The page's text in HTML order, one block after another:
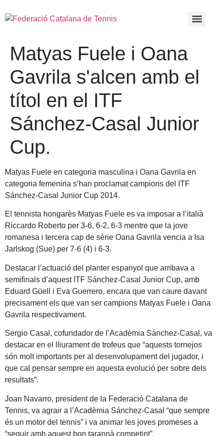
Matyas Fuele i Oana
Gavrila s'alcen amb el
títol en el ITF
Sánchez-Casal Junior
Cup.
Matyas Fuele en categoria masculina i Oana Gavrila en
categoria femenina s’han proclamat campions del ITF
Sánchez-Casal Junior Cup 2014.
El tennista hongarès Matyas Fuele es va imposar a l’italià
Riccardo Roberto per 3-6, 6-2, 6-3 mentre que la jove
romanesa i tercera cap de sèrie Oana Gavrila vencia a Isa
Jarlskog (Sue) per 7-6 (4) i 6-3.
Destacar l’actuació del planter espanyol que arribava a
semifinals d’aquest ITF Sánchez-Casal Junior Cup, amb
Eduard Güell i Eva Guerrero, encara que van caure davant
precisament els que van ser campions Matyas Fuele i Oana
Gavrila respectivament.
Sergio Casal, cofundador de l’Acadèmia Sánchez-Casal, va
destacar en el lliurament de trofeus que “aquests tornejos
són molt importants per al desenvolupament del jugador, i
que cal pensar sempre en aquesta evolució per sobre dels
resultats”.
Joan Navarro, president de la Federació Catalana de
Tennis, va agrair a l’Acadèmia Sánchez-Casal “que sempre
és un motor del tennis” i va animar les joves promeses a
“seguir amb aquest bon tarannà competint”.